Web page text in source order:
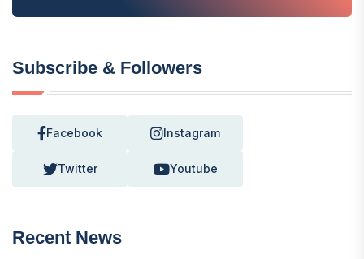
Subscribe & Followers
Facebook Instagram
Twitter Youtube
Recent News